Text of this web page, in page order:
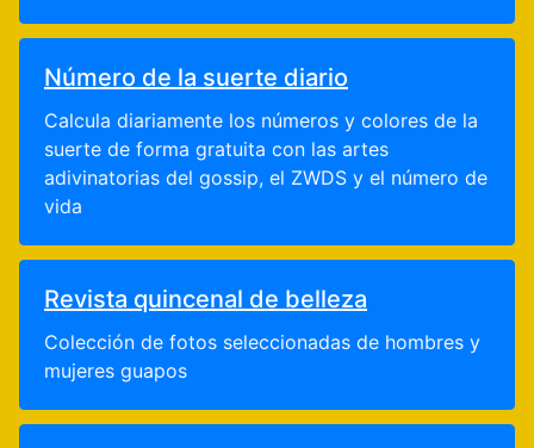
Número de la suerte diario
Calcula diariamente los números y colores de la
suerte de forma gratuita con las artes
adivinatorias del gossip, el ZWDS y el número de
vida
Revista quincenal de belleza
Colección de fotos seleccionadas de hombres y
mujeres guapos